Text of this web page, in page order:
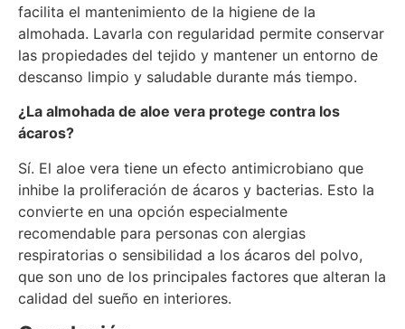
facilita el mantenimiento de la higiene de la
almohada. Lavarla con regularidad permite conservar
las propiedades del tejido y mantener un entorno de
descanso limpio y saludable durante más tiempo.
¿La almohada de aloe vera protege contra los
ácaros?
Sí. El aloe vera tiene un efecto antimicrobiano que
inhibe la proliferación de ácaros y bacterias. Esto la
convierte en una opción especialmente
recomendable para personas con alergias
respiratorias o sensibilidad a los ácaros del polvo,
que son uno de los principales factores que alteran la
calidad del sueño en interiores.